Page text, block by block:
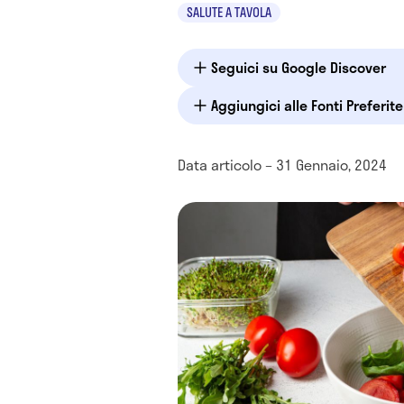
SALUTE A TAVOLA
Seguici su Google Discover
Aggiungici alle Fonti
Data articolo – 31 Gennaio, 2024